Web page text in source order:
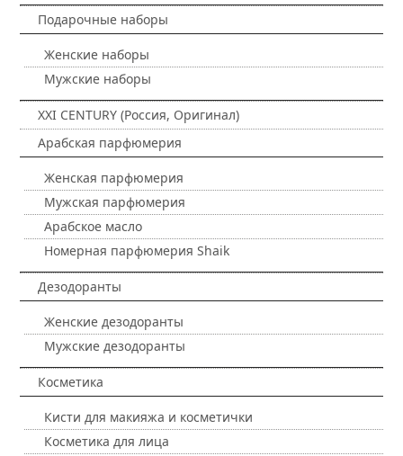
Подарочные наборы
Женские наборы
Мужские наборы
XXI CENTURY (Россия, Оригинал)
Арабская парфюмерия
Женская парфюмерия
Мужская парфюмерия
Арабское масло
Номерная парфюмерия Shaik
Дезодоранты
Женские дезодоранты
Мужские дезодоранты
Косметика
Кисти для макияжа и косметички
Косметика для лица